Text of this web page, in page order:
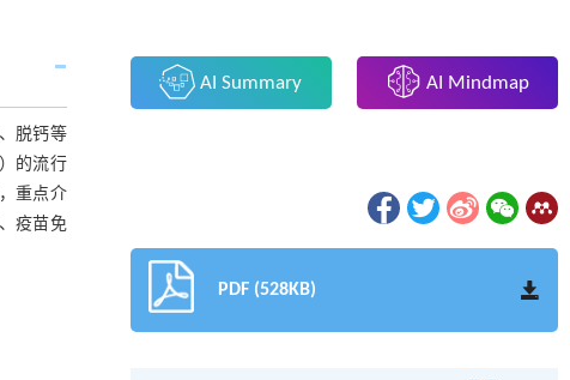
脱钙等
的流行
重点介
疫苗免
AI Summary AI Mindmap
PDF (528KB)